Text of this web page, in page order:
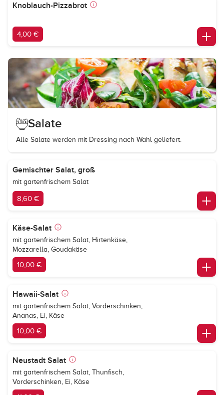
Knoblauch-Pizzabrot
4,00 €
Salate
Alle Salate werden mit Dressing nach Wahl geliefert.
Gemischter Salat, groß
mit gartenfrischem Salat
8,60 €
Käse-Salat
mit gartenfrischem Salat, Hirtenkäse,
Mozzarella, Goudakäse
10,00 €
Hawaii-Salat
mit gartenfrischem Salat, Vorderschinken,
Ananas, Ei, Käse
10,00 €
Neustadt Salat
mit gartenfrischem Salat, Thunfisch,
Vorderschinken, Ei, Käse